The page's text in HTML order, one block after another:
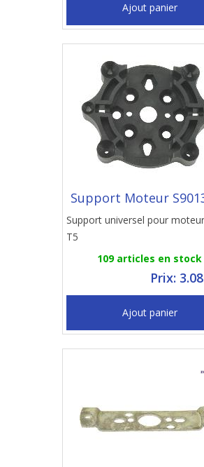
Ajout panier
Support Moteur
Support universel pour
T5
109 articles en stock
Prix:
Ajout panier